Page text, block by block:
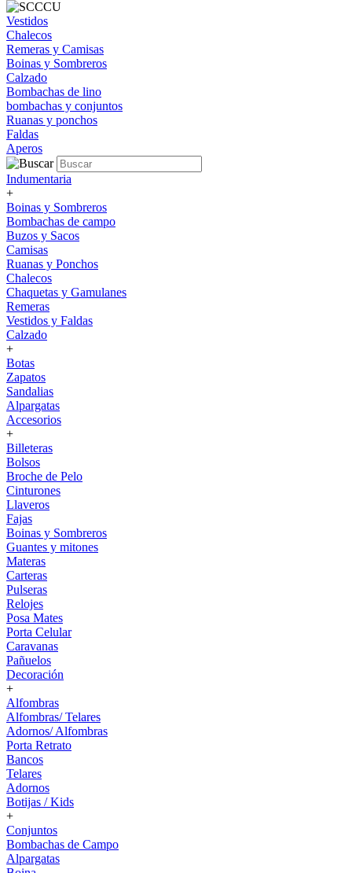
Vestidos
Chalecos
Remeras y Camisas
Boinas y Sombreros
Calzado
Bombachas de lino
bombachas y conjuntos
Ruanas y ponchos
Faldas
Aperos
Indumentaria
+
Boinas y Sombreros
Bombachas de campo
Buzos y Sacos
Camisas
Ruanas y Ponchos
Chalecos
Chaquetas y Gamulanes
Remeras
Vestidos y Faldas
Calzado
+
Botas
Zapatos
Sandalias
Alpargatas
Accesorios
+
Billeteras
Bolsos
Broche de Pelo
Cinturones
Llaveros
Fajas
Boinas y Sombreros
Guantes y mitones
Materas
Carteras
Pulseras
Relojes
Posa Mates
Porta Celular
Caravanas
Pañuelos
Decoración
+
Alfombras
Alfombras/ Telares
Adornos/ Alfombras
Porta Retrato
Bancos
Telares
Adornos
Botijas / Kids
+
Conjuntos
Bombachas de Campo
Alpargatas